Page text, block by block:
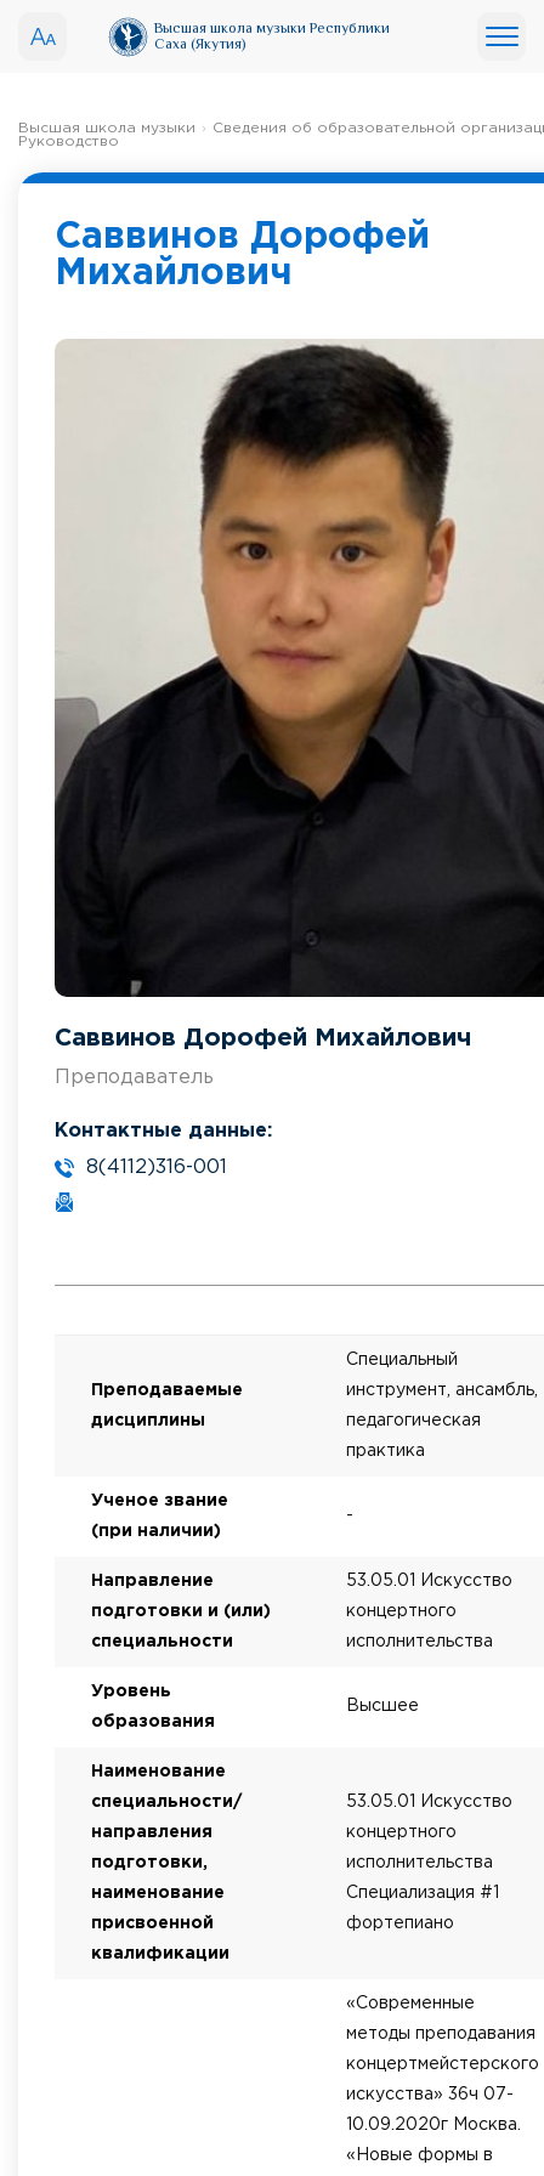
Высшая школа музыки Республики
Саха (Якутия)
Высшая школа музыки
Сведения об образовательной
Руководство
Саввинов Дорофей
Михайлович
Саввинов Дорофей Михайлович
Преподаватель
Контактные данные:
8(4112)316-001
Преподаваемые
дисциплины
Специальный
инструмент, ансамбль,
педагогическая
практика
Ученое звание
(при наличии)
-
Направление
подготовки и (или)
специальности
53.05.01 Искусство
концертного
исполнительства
Уровень
образования
Высшее
Наименование
специальности/
направления
подготовки,
наименование
присвоенной
квалификации
53.05.01 Искусство
концертного
исполнительства
Специализация #1
фортепиано
«Современные
методы преподавания
концертмейстерского
искусства» 36ч 07-
10.09.2020г Москва.
«Новые формы в